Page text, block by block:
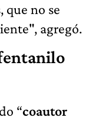
que no se
agregó.
“coautor